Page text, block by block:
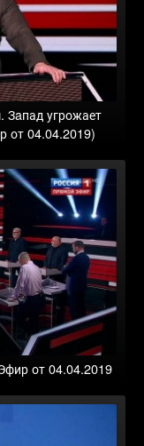
угрожает
от 04.04.2019)
от 04.04.2019